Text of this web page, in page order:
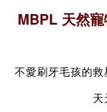
MBPL 天然
不愛刷牙毛孩的救
天